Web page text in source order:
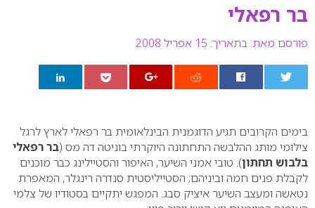
בר רפאלי
פורסם מאת: בתאריך: 15 אפריל 2008
בימים הקרובים תגיע הדוגמנית הבינלאומית בר רפאלי לארץ לרגל
צילומי מותג ההלבשה התחתונה היוקרתי בוניטה דה מס (בר רפאלי
בלבוש תחתון). טובי אמני השיער, האיפור והסטיילינג כבר מוכנים
לקבלת פנים חמה וביניהם; הסטייליסטית סנדרה רינגלר, המאפרת
נטאשה ומעצב השיער איציק סבג. המפגש יתקיים בסטודיו של צלמי